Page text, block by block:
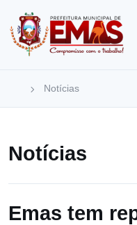
Notícias
Notícias
Emas tem